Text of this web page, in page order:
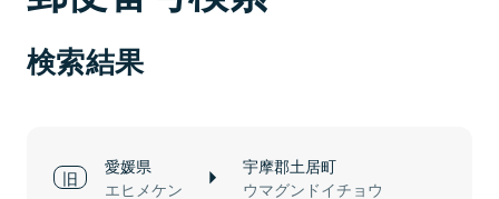
検索結果
愛媛県
エヒメケン
宇摩郡土居町
ウマグンドイチョウ